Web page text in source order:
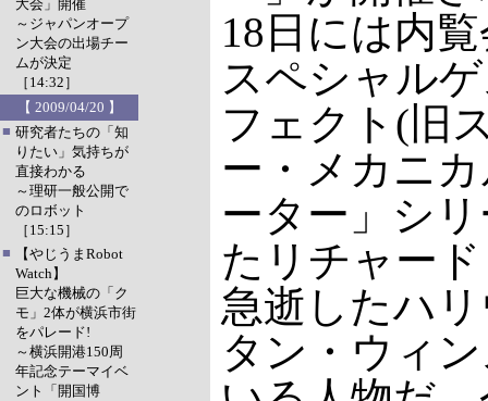
大会」開催
～ジャパンオープ
ン大会の出場チー
ムが決定
［14:32］
【 2009/04/20 】
■ 研究者たちの「知
りたい」気持ちが
直接わかる
～理研一般公開で
のロボット
［15:15］
■
【やじうまRobot
Watch】
巨大な機械の「ク
モ」2体が横浜市街
をパレード!
～横浜開港150周
年記念テーマイベ
ント「開国博
18日には内
スペシャル
フェクト(旧
ー・メカニ
ーター」シ
たリチャー
急逝したハ
タン・ウィ